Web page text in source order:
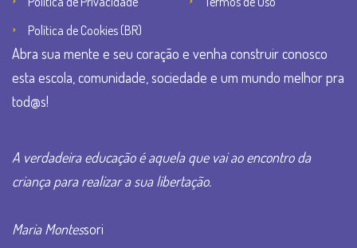
Política de Cookies (BR)
Abra sua mente e seu coração e venha construir conosco
esta escola, comunidade, sociedade e um mundo melhor pra
tod@s!
A verdadeira educação é aquela que vai ao encontro da
criança para realizar a sua libertação.
Maria Montessori